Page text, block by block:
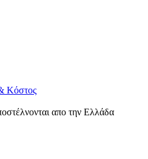
Κόστος
απο την Ελλάδα